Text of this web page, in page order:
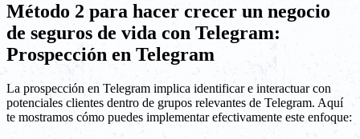
Método 2 para hacer crecer un negocio
de seguros de vida con Telegram:
Prospección en Telegram
La prospección en Telegram implica identificar e interactuar con
potenciales clientes dentro de grupos relevantes de Telegram. Aquí
te mostramos cómo puedes implementar efectivamente este enfoque: